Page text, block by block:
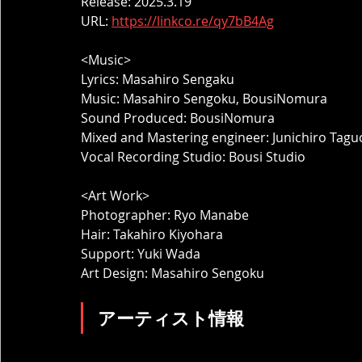
URL: https://linkco.re/qy7bB4Ag
<Music>
Lyrics: Masahiro Sengaku
Music: Masahiro Sengoku, BousiNomura
Sound Produced: BousiNomura
Mixed and Mastering engineer: Junichiro
Vocal Recording Studio: Bousi Studio
<Art Work>
Photographer: Ryo Manabe
Hair: Takahiro Kiyohara
Support: Yuki Wada
Art Design: Masahiro Sengoku
アーティスト情報